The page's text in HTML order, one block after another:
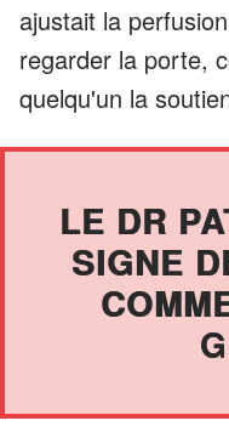
ajustait la
regarder la porte,
quelqu'un la
LE DR
SIGNE